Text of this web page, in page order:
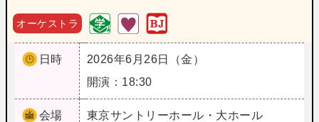
オーケストラ
日時
2026年6月26日（金）
開演：18:30
会場 東京サントリーホール・大ホール